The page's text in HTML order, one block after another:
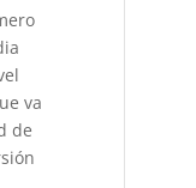
va
de